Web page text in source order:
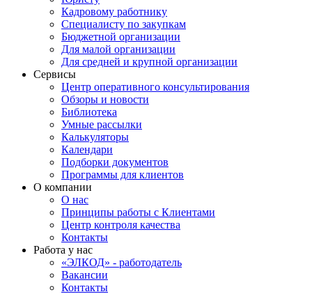
Кадровому работнику
Специалисту по закупкам
Бюджетной организации
Для малой организации
Для средней и крупной организации
Сервисы
Центр оперативного консультирования
Обзоры и новости
Библиотека
Умные рассылки
Калькуляторы
Календари
Подборки документов
Программы для клиентов
О компании
О нас
Принципы работы с Клиентами
Центр контроля качества
Контакты
Работа у нас
«ЭЛКОД» - работодатель
Вакансии
Контакты